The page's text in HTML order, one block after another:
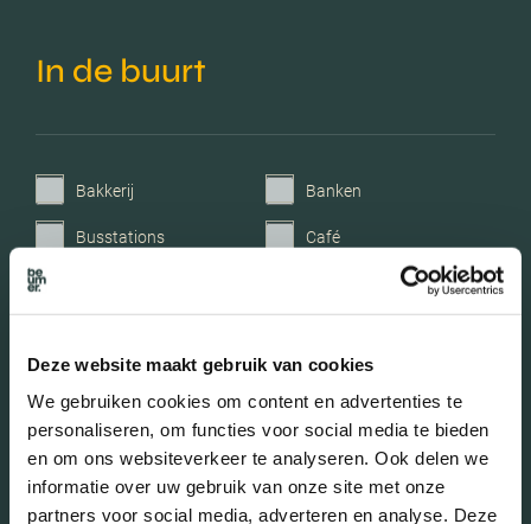
Deze website maakt gebruik van cookies
We gebruiken cookies om content en advertenties te
personaliseren, om functies voor social media te bieden
en om ons websiteverkeer te analyseren. Ook delen we
informatie over uw gebruik van onze site met onze
partners voor social media, adverteren en analyse. Deze
In de buurt
Bakkerij Banken
Busstations Café
Parken Parkeerplaats
Restaurant Scholen
Sportschool Winkels
Tankstations Taxistandplaats